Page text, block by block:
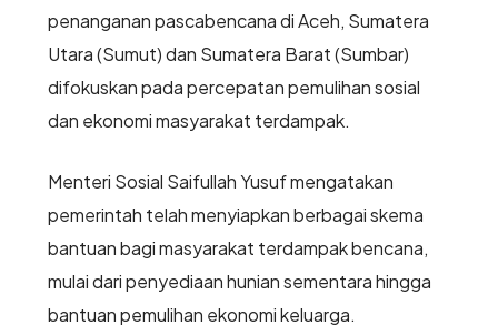
penanganan pascabencana di Aceh, Sumatera
Utara (Sumut) dan Sumatera Barat (Sumbar)
difokuskan pada percepatan pemulihan sosial
dan ekonomi masyarakat terdampak.
Menteri Sosial Saifullah Yusuf mengatakan
pemerintah telah menyiapkan berbagai skema
bantuan bagi masyarakat terdampak bencana,
mulai dari penyediaan hunian sementara hingga
bantuan pemulihan ekonomi keluarga.